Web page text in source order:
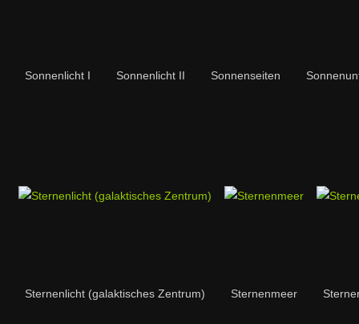
Sonnenlicht I Sonnenlicht II Sonnenseiten
Sternenlicht (galaktisches Zentrum) Sternenmeer